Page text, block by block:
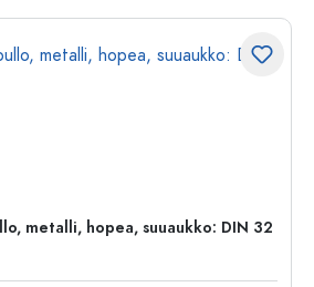
metalli, hopea, suuaukko: DIN 32